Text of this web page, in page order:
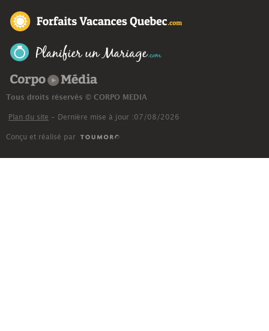
Tous droits réservés © CORPO MEDIA
Plan du site - Dernière mise à jour :07/08/2026
Conçu et réalisé par